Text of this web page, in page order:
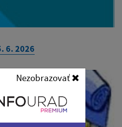
Nezobrazovať
6. 2026